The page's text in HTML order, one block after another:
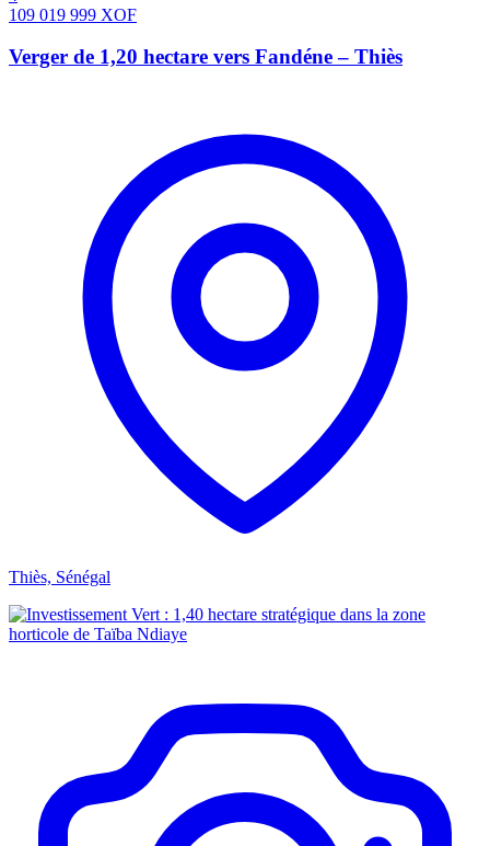
109 019 999 XOF
Verger de 1,20 hectare vers Fandéne – Thiès
Thiès, Sénégal